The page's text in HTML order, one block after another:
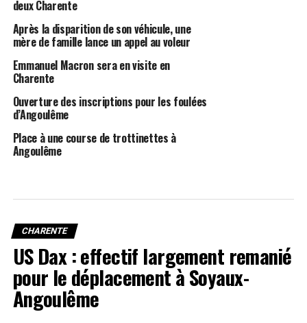
deux Charente
Après la disparition de son véhicule, une
mère de famille lance un appel au voleur
Emmanuel Macron sera en visite en
Charente
Ouverture des inscriptions pour les foulées
d’Angoulême
Place à une course de trottinettes à
Angoulême
CHARENTE
US Dax : effectif largement remanié
pour le déplacement à Soyaux-
Angoulême